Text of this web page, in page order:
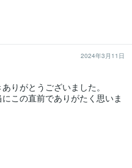
2024年3月11日
りがとうございました。
この直前でありがたく思いま